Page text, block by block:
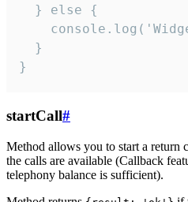
  } else {
  }
}
startCall#
Method allows you to start a return
the calls are available (Callback
telephony balance is sufficient).